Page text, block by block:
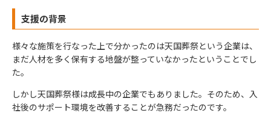
支援の背景
様々な施策を行なった上で分かったのは天国葬祭という企業は、
まだ人材を多く保有する地盤が整っていなかったということでし
た。
しかし天国葬祭様は成長中の企業でもありました。そのため、入
社後のサポート環境を改善することが急務だったのです。